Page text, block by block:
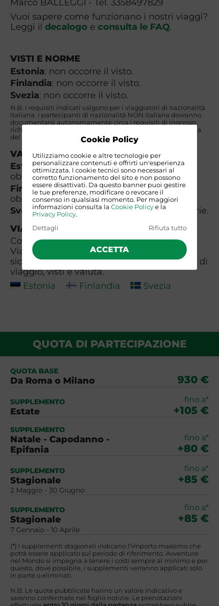
Cookie Policy
Utilizziamo cookie e altre tecnologie per
personalizzare contenuti e offrirti un'esperienza
ottimizzata. I cookie tecnici sono necessari al
corretto funzionamento del sito e non possono
essere disattivati. Da questo banner puoi gestire
le tue preferenze, modificare o revocare il
consenso in qualsiasi momento. Per maggiori
informazioni consulta la Cookie Policye la
Privacy Policy.
Dettagli
Rifiuta tutto
ACCETTA
Vuoi sapere come funzionano i nostri viaggi?
Leggi il decalogo e consulta le FAQ.
VISTI E NORME
Estonia: non occorre il visto.
Finlandia: non occorre il visto.
Svezia: non occorre il visto.
N.B. I requisiti indicati valgono per i viaggiatori di nazionalità
italiana. I partecipanti di nazionalità NON italiana dovranno
documentarsi autonomamente circa i requisiti di ingresso
richiesti presso la propria rappresentanza consolare e quella
del paese di destinazione.
VACCINAZIONI
Estonia:non ci sono vaccinazioni
obbligatorie.
Finlandia:non ci sono vaccinazioni
obbligatorie.
Svezia:non ci sono vaccinazioni obbligatorie.
VIAGGIARE SICURI
Consulta il sito del Ministero Degli Esteri -
Viaggiare Sicuri per informazioni su
sicurezza, clima, meteo, sanità, documenti di
viaggio, visti e valuta.
Estonia
Finlandia Svezia
QUOTA DI PARTECIPAZIONE
QUOTA BASE
Da Roma o Milano 930 €
SUPPLEMENTO
Estate
fino a*
+105 €
SUPPLEMENTO
Natale - Capodanno -
Epifania
fino a*
+80 €
SUPPLEMENTO
Stagionale
2 Maggio - 30 Giugno
fino a*
+85 €
SUPPLEMENTO
Stagionale
7 Gennaio - 10 Aprile
fino a*
+85 €
(*) I supplementi stagionali indicano l'importo massimo che
potrà essere applicato sul periodo di riferimento. Avventure
nel Mondo si impegna a tenere i costi sempre al minimo e per
questo, dove possibile, i supplementi verranno applicati solo
in parte o eliminati.
N.B. Le quote pubblicate hanno un valore indicativo e
saranno confermate nel foglio notizie. Le prenotazioni